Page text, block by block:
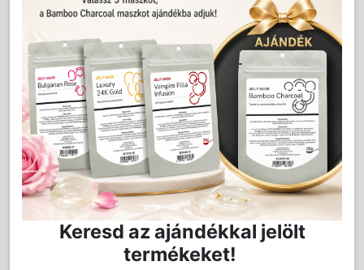
Jutalom: 24 pont
Kedvencnek jelöl
Mennyiség: db Kosárba
Keresd az ajándékkal jelölt
termékeket!